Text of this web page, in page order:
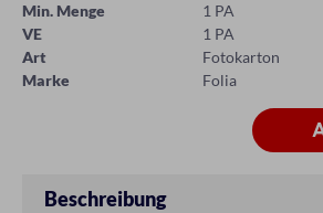
Min. Menge
1 PA
VE
1 PA
Art
Fotokarton
Marke
Folia
Beschreibung